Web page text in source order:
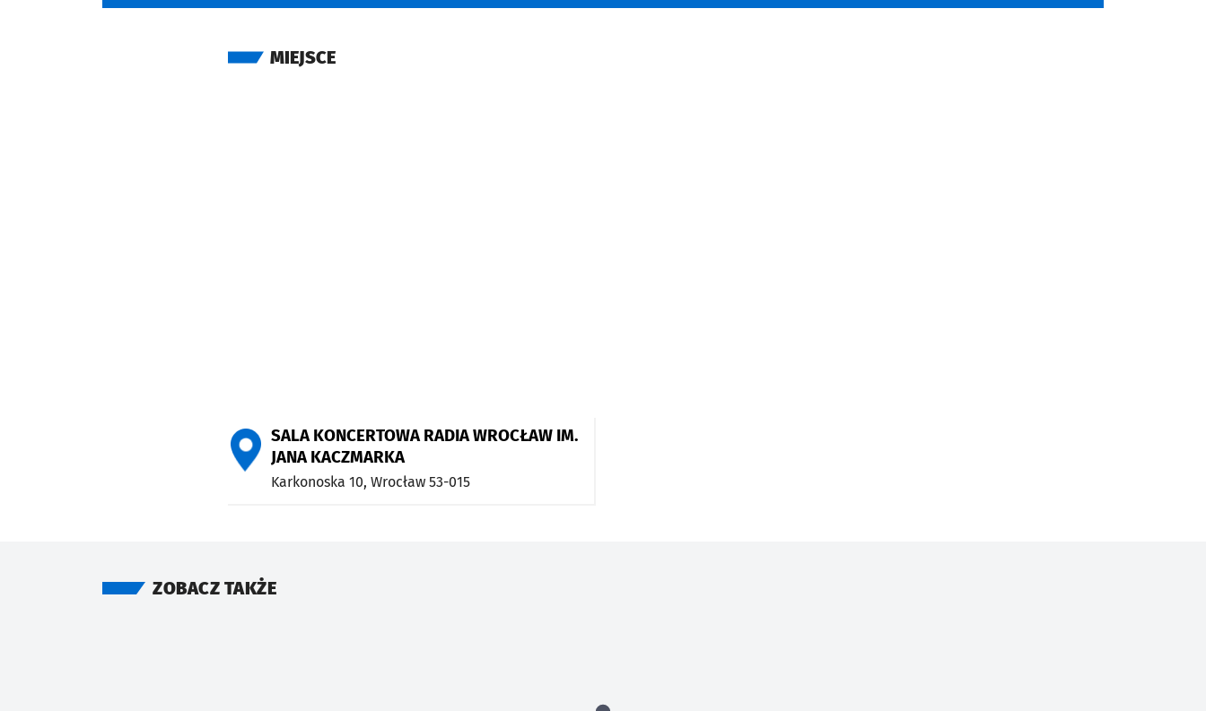
MIEJSCE
SALA KONCERTOWA RADIA WROCŁAW IM.
JANA KACZMARKA
Karkonoska 10, Wrocław 53-015
ZOBACZ TAKŻE